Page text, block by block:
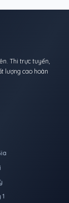
Thi trực tuyến,
lượng cao hoàn